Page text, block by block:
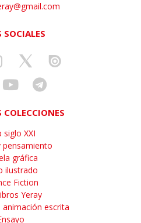
SOCIALES
COLECCIONES
siglo XXI
pensamiento
gráfica
ilustrado
Fiction
Yeray
animación escrita